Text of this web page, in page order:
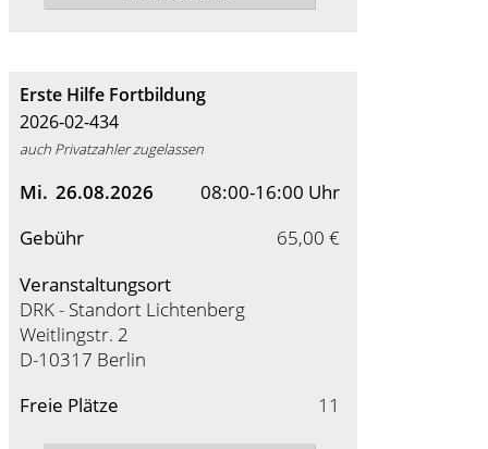
Erste Hilfe Fortbildung
2026-02-434
auch Privatzahler zugelassen
Mi. 26.08.2026
08:00-16:00 Uhr
Gebühr
65,00 €
Veranstaltungsort
DRK - Standort Lichtenberg
Weitlingstr. 2
D-10317 Berlin
Freie Plätze
11